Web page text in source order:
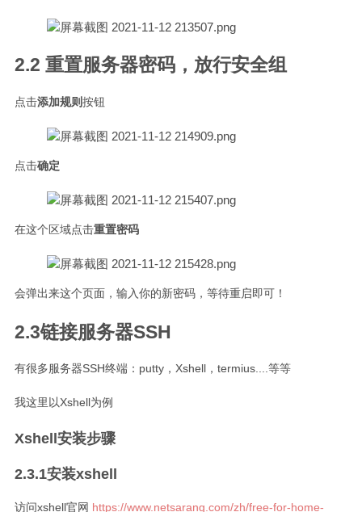
2.2 重置服务器密码，放行安全组
点击添加规则按钮
点击确定
在这个区域点击重置密码
会弹出来这个页面，输入你的新密码，等待重启即可！
2.3链接服务器SSH
有很多服务器SSH终端：putty，Xshell，termius....等等
我这里以Xshell为例
Xshell安装步骤
2.3.1安装xshell
访问xshell官网 https://www.netsarang.com/zh/free-for-home-